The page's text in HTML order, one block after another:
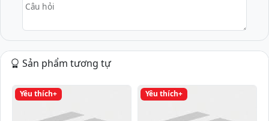
Câu hỏi
Sản phẩm tương tự
Yêu thích+ Yêu thích+